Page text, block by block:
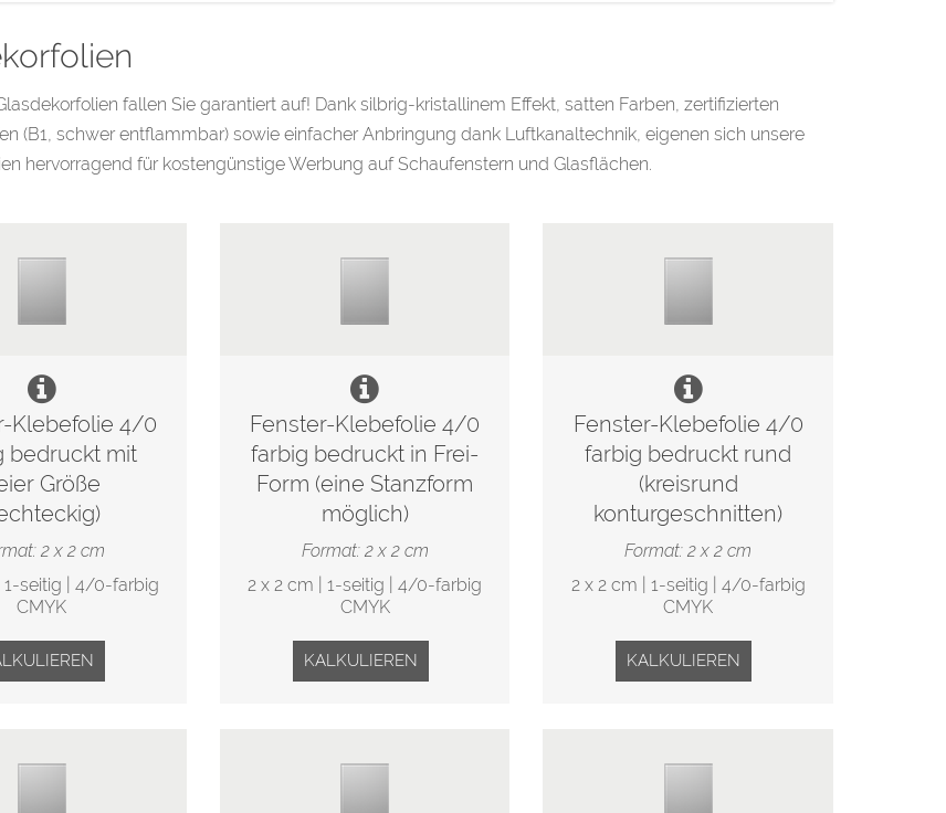
fallen Sie garantiert auf! Dank silbrig-kristallinem Effekt, satten Farben, zertifizierten
(B1, schwer entflammbar) sowie einfacher Anbringung dank Luftkanaltechnik, eigenen sich unsere
hervorragend für kostengünstige Werbung auf Schaufenstern und Glasflächen.
Klebefolie 4/0
bedruckt mit
Größe
2 x 2 cm
1-seitig | 4/0-farbig
CMYK
Fenster-Klebefolie 4/0
farbig bedruckt in Frei-
Form (eine Stanzform
möglich)
Format: 2 x 2 cm
2 x 2 cm | 1-seitig | 4/0-farbig
CMYK
KALKULIEREN
Fenster-Klebefolie 4/0
farbig bedruckt rund
(kreisrund
konturgeschnitten)
Format: 2 x 2 cm
2 x 2 cm | 1-seitig | 4/0-farbig
CMYK
KALKULIEREN